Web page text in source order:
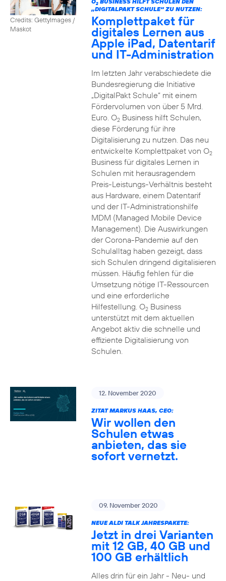
Credits: GettyImages /
Maskot
2
„DIGITALPAKT SCHULE“ ZU NUTZEN:
Komplettpaket für
digitales Lernen aus
Apple iPad, Datentarif
und IT-Administration
Im letzten Jahr verabschiedete die
Bundesregierung die Initiative
„DigitalPakt Schule“ mit einem
Fördervolumen von über 5 Mrd.
Euro. O2Business hilft Schulen,
diese Förderung für ihre
Digitalisierung zu nutzen. Das neu
entwickelte Komplettpaket von O2
Business für digitales Lernen in
Schulen mit herausragendem
Preis-Leistungs-Verhältnis besteht
aus Hardware, einem Datentarif
und der IT-Administrationshilfe
MDM (Managed Mobile Device
Management). Die Auswirkungen
der Corona-Pandemie auf den
Schulalltag haben gezeigt, dass
sich Schulen dringend digitalisieren
müssen. Häufig fehlen für die
Umsetzung nötige IT-Ressourcen
und eine erforderliche
Hilfestellung. O2Business
unterstützt mit dem aktuellen
Angebot aktiv die schnelle und
effiziente Digitalisierung von
Schulen.
12. November 2020
ZITAT MARKUS HAAS, CEO:
Wir wollen den
Schulen etwas
anbieten, das sie
sofort vernetzt.
09. November 2020
NEUE ALDI TALK JAHRESPAKETE:
Jetzt in drei Varianten
mit 12 GB, 40 GB und
100 GB erhältlich
Alles drin für ein Jahr - Neu- und